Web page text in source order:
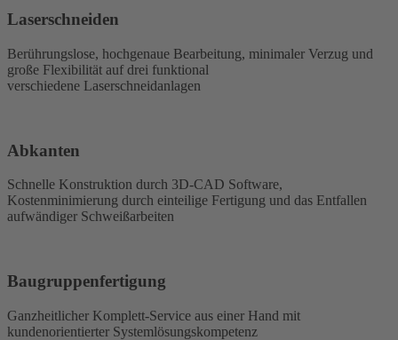
Laserschneiden
Berührungslose, hochgenaue Bearbeitung, minimaler Verzug und
große Flexibilität auf drei funktional
verschiedene Laserschneidanlagen
Abkanten
Schnelle Konstruktion durch 3D-CAD Software,
Kostenminimierung durch einteilige Fertigung und das Entfallen
aufwändiger Schweißarbeiten
Baugruppenfertigung
Ganzheitlicher Komplett-Service aus einer Hand mit
kundenorientierter Systemlösungskompetenz